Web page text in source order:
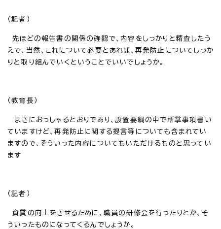
（記者）
先ほどの報告書の関係の確認で、内容をしっかりと精査したう
えで、当然、これについて必要とあれば、再発防止についてしっか
りと取り組んでいくということでいいでしょうか。
（教育長）
まさにおっしゃるとおりであり、設置要綱の中で所掌事項書い
ていますけど、再発防止に関する提言等についても含まれてい
ますので、そういった内容についてもいただけるものと思ってい
ます
（記者）
資質の向上をさせるために、職員の研修会を行ったりとか、そ
ういったものになってくるんでしょうか。